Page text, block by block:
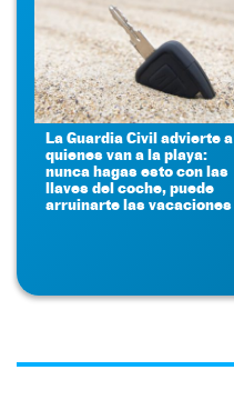
La Guardia Civil advierte a
quienes van a la playa:
nunca hagas esto con las
llaves del coche, puede
arruinarte las vacaciones